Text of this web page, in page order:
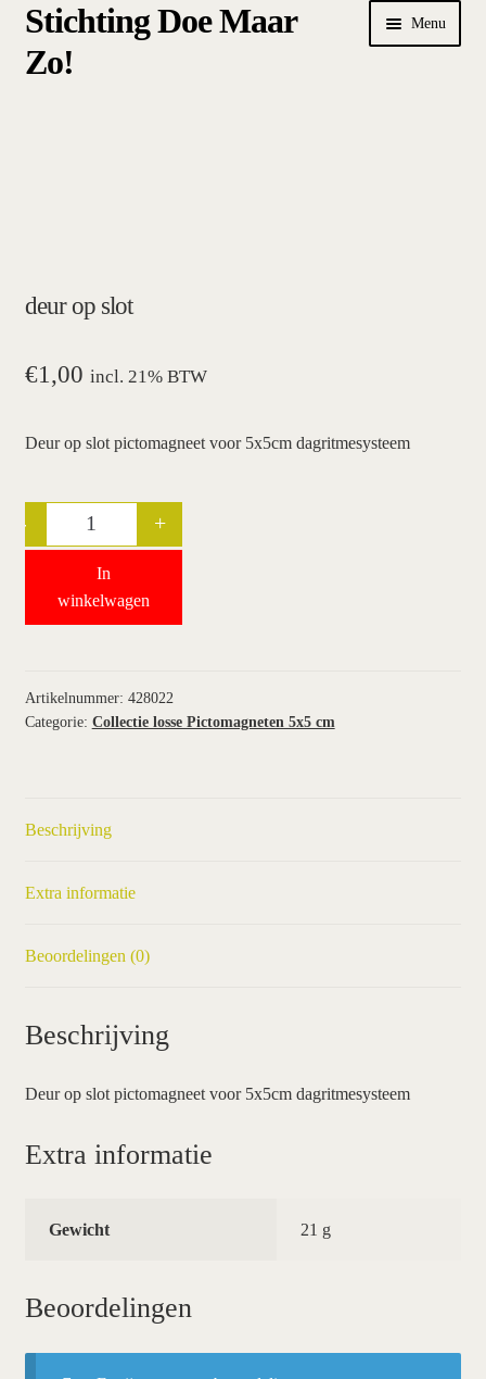
Ga
naar
Ga
de
Stichting Doe Maar
Zo!
Menu
bestellen
hoe werkt een plansysteem
wie wij zijn / contact
winkel
deur op slot
€1,00 incl. 21% BTW
Deur op slot pictomagneet voor 5x5cm dagritmesysteem
Quantity
- +
In
winkelwagen
Artikelnummer: 428022
Categorie: Collectie losse Pictomagneten 5x5 cm
Beschrijving
Extra informatie
Beoordelingen (0)
Beschrijving
Deur op slot pictomagneet voor 5x5cm dagritmesysteem
Extra informatie
Gewicht 21 g
Beoordelingen